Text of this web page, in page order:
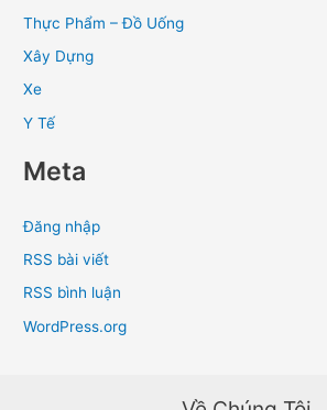
Thực Phẩm – Đồ Uống
Xây Dựng
Xe
Y Tế
Meta
Đăng nhập
RSS bài viết
RSS bình luận
WordPress.org